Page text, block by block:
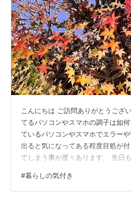
こんにちは ご訪問ありがとうござ
てるパソコンやスマホの調子は如
ているパソコンやスマホでエラー
出ると気になってある程度目処が
てしまう事が度々あります。 先日
て、なんじゃこりゃ～と思って散々
た頃には夜が明けていました。 普
#暮らしの気付き